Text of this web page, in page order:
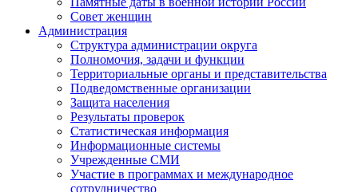
Совет женщин
Администрация
Структура администрации округа
Полномочия, задачи и функции
Территориальные органы и представительства
Подведомственные организации
Защита населения
Результаты проверок
Статистическая информация
Информационные системы
Учрежденные СМИ
Участие в программах и международное
сотрудничество